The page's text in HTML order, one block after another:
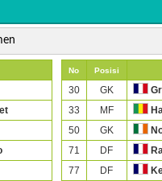
No Posisi
30 GK
33
MF
50
GK
71
DF
77
DF